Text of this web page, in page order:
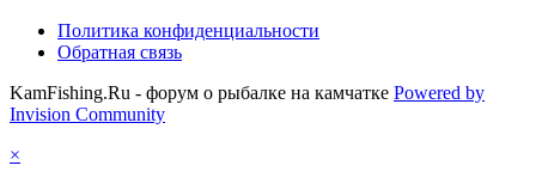
Политика конфиденциальности
Обратная связь
KamFishing.Ru - форум о рыбалке на камчатке Powered by
Invision Community
×